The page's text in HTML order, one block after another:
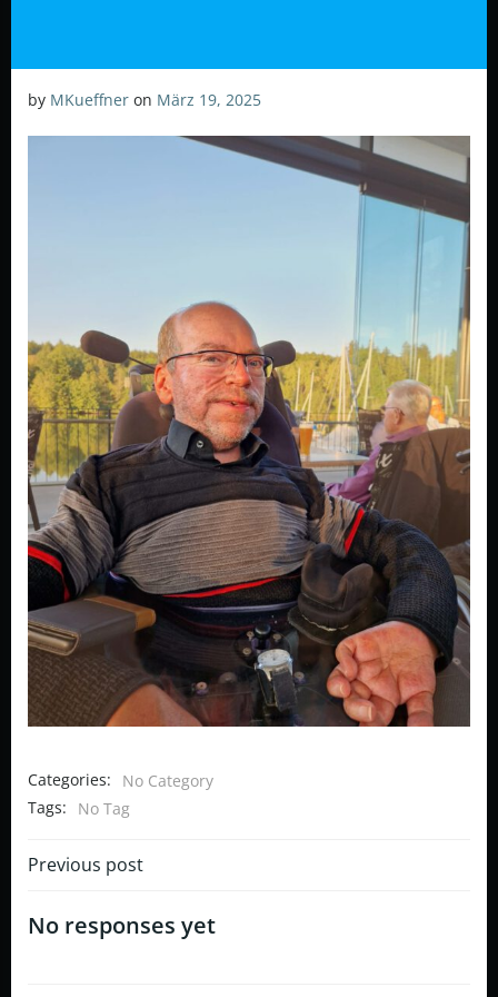
by MKueffner on März 19, 2025
Categories:
No Category
Tags:
No Tag
Post
navigation
Previous post
No responses yet